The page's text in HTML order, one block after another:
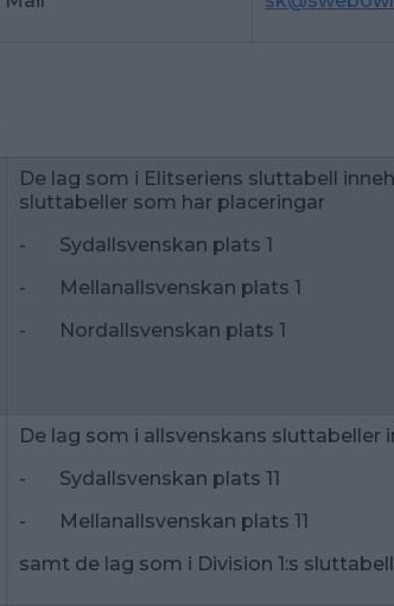
De lag som i Elitseriens sluttabell
sluttabeller som har placeringar
- Sydallsvenskan plats 1
- Mellanallsvenskan plats 1
- Nordallsvenskan plats 1
De lag som i allsvenskans sluttabeller
- Sydallsvenskan plats 11
- Mellanallsvenskan plats 11
samt de lag som i Division 1:s